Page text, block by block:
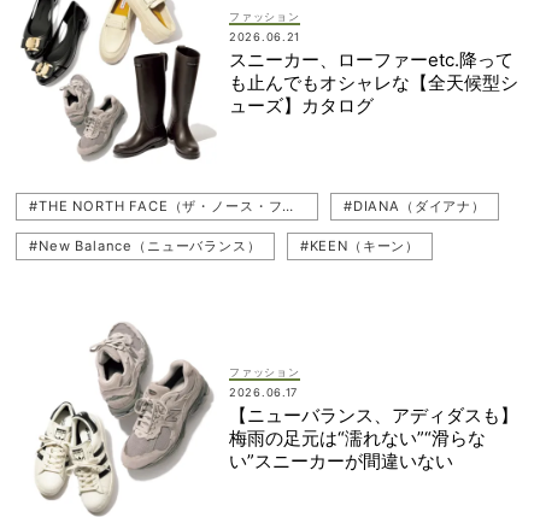
#SALOMON（サロモン） #スニーカー
#Traditional Weatherwear（トラディショナル ウェザーウェア）
#レインブーツ #Ferragamo（フェラガモ）
#ぺたんこ（フラットシューズ）
ファッション
2026.06.21
スニーカー、ローファーetc.降って
も止んでもオシャレな【全天候型シ
ューズ】カタログ
#THE NORTH FACE（ザ・ノース・フェイス） #DIANA（ダイアナ）
#New Balance（ニューバランス） #KEEN（キーン）
#Columbia（コロンビア）
#SALOMON（サロモン） #スニーカー
#シューズ
#レインブーツ #Ferragamo（フェラガモ）
#ぺたんこ（フラットシューズ）
ファッション
2026.06.17
【ニューバランス、アディダスも】
梅雨の足元は“濡れない”“滑らな
い”スニーカーが間違いない